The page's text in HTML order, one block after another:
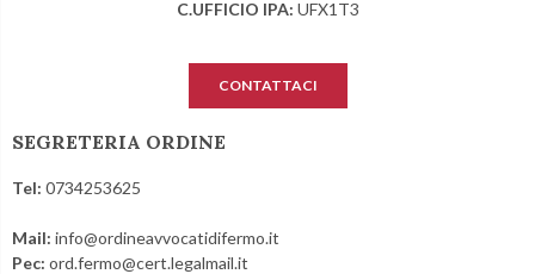
C.UFFICIO IPA: UFX1T3
CONTATTACI
SEGRETERIA ORDINE
Tel: 0734253625
Mail: info@ordineavvocatidifermo.it
Pec: ord.fermo@cert.legalmail.it